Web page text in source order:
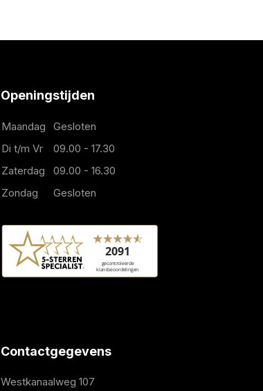
Openingstijden
Maandag
Gesloten
Di t/m Vr
09.00 - 17.30
Zaterdag
09.00 - 16.30
Zondag
Gesloten
Contactgegevens
Westkanaalweg 107